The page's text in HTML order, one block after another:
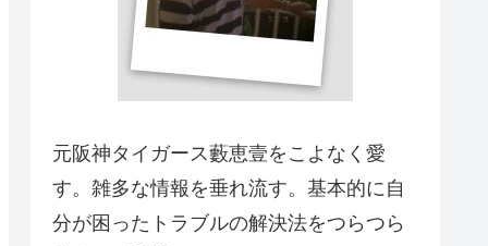
元阪神タイガース藪恵壹をこよなく愛
す。雑多な情報を垂れ流す。基本的に自
分が困ったトラブルの解決法をつらつら